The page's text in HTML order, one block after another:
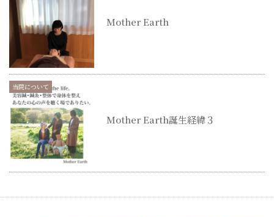
Mother Earth
当院について
Mother Earth誕生経緯３